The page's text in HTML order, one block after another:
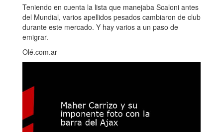
Teniendo en cuenta la lista que manejaba Scaloni antes
del Mundial, varios apellidos pesados cambiaron de club
durante este mercado. Y hay varios a un paso de
emigrar.
Olé.com.ar